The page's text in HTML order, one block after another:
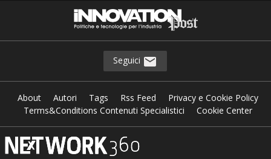
Seguici
About Autori Tags Rss Feed
Privacy e Cookie Policy
Terms&Conditions Contenuti Specialistici
Cookie Center